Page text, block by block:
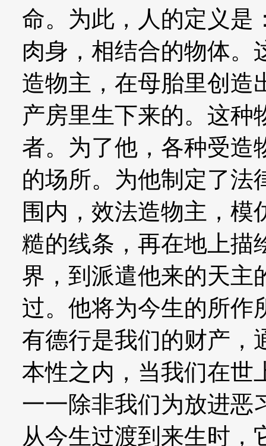
命。为此，人的定义是
肉身，相结合的物体。
造物主，在母胎里创造
产房里生下来的。这种
者。为了他，各种受造
的场所。为他制定了法
围内，效法造物主，模
糙的线条，再在地上描
界，到派遣他来的天主
过。他将为今生的所作
有德行是我们的财产，
本性之内，当我们在世
一一除非我们为放进恶
从今生过渡到来生时，